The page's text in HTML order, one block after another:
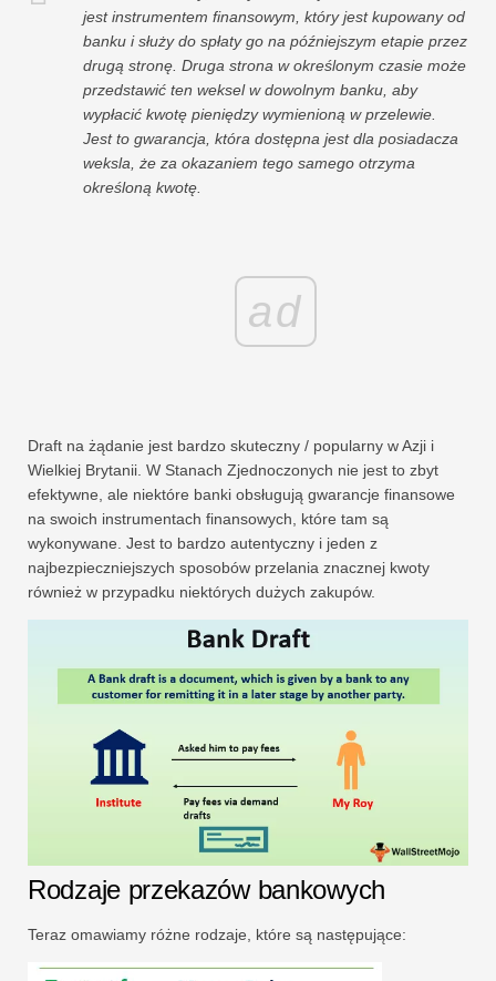
jest instrumentem finansowym, który jest kupowany od
banku i służy do spłaty go na późniejszym etapie przez
drugą stronę. Druga strona w określonym czasie może
przedstawić ten weksel w dowolnym banku, aby
wypłacić kwotę pieniędzy wymienioną w przelewie.
Jest to gwarancja, która dostępna jest dla posiadacza
weksla, że ​​za okazaniem tego samego otrzyma
określoną kwotę.
ad
Draft na żądanie jest bardzo skuteczny / popularny w Azji i
Wielkiej Brytanii. W Stanach Zjednoczonych nie jest to zbyt
efektywne, ale niektóre banki obsługują gwarancje finansowe
na swoich instrumentach finansowych, które tam są
wykonywane. Jest to bardzo autentyczny i jeden z
najbezpieczniejszych sposobów przelania znacznej kwoty
również w przypadku niektórych dużych zakupów.
Rodzaje przekazów bankowych
Teraz omawiamy różne rodzaje, które są następujące: